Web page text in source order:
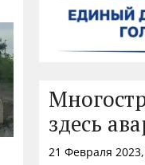
здесь
21 Февраля